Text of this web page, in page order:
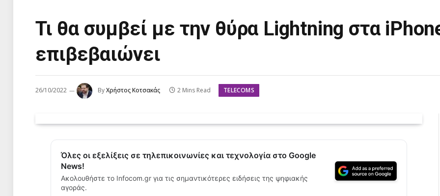
Τι θα συμβεί με την θύρα Lightning στα
επιβεβαιώνει
26/10/2022 ByΧρήστος Κοτσακάς 2 Mins Read TELECOMS
Όλες οι εξελίξεις σε τηλεπικοινωνίες και τεχνολογία στο Google
News!
Ακολουθήστε το Infocom.gr για τις σημαντικότερες ειδήσεις της ψηφιακής
αγοράς.